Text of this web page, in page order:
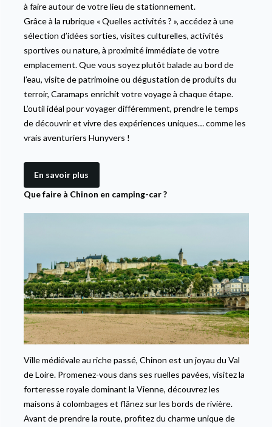
à faire autour de votre lieu de stationnement.
Grâce à la rubrique « Quelles activités ? », accédez à une
sélection d’idées sorties, visites culturelles, activités
sportives ou nature, à proximité immédiate de votre
emplacement. Que vous soyez plutôt balade au bord de
l’eau, visite de patrimoine ou dégustation de produits du
terroir, Caramaps enrichit votre voyage à chaque étape.
L’outil idéal pour voyager différemment, prendre le temps
de découvrir et vivre des expériences uniques… comme les
vrais aventuriers Hunyvers !
En savoir plus
Que faire à Chinon en camping-car ?
Ville médiévale au riche passé, Chinon est un joyau du Val
de Loire. Promenez-vous dans ses ruelles pavées, visitez la
forteresse royale dominant la Vienne, découvrez les
maisons à colombages et flânez sur les bords de rivière.
Avant de prendre la route, profitez du charme unique de